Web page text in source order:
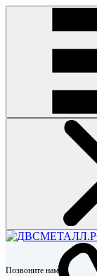
Позвоните нам